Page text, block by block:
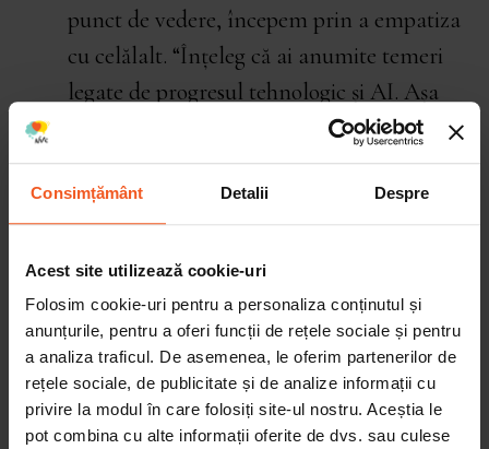
Consimțământ Detalii Despre
Acest site utilizează cookie-uri
Folosim cookie-uri pentru a personaliza conținutul și
anunțurile, pentru a oferi funcții de rețele sociale și pentru
a analiza traficul. De asemenea, le oferim partenerilor de
rețele sociale, de publicitate și de analize informații cu
privire la modul în care folosiți site-ul nostru. Aceștia le
pot combina cu alte informații oferite de dvs. sau culese
punct de vedere, începem prin a empatiza
cu celălalt. “Înțeleg că ai anumite temeri
legate de progresul tehnologic și AI. Așa
este?”. Și ascultă până la capăt!
Deschiderea la o altă perspectivă: În loc
să contrazici imediat, deschide-ți mintea la
ale problemei. “Interesant. Poate că putem
explora modalități de a asigura progresul
tehnologic și în același timp să anticipăm
și riscurile inerente. Tu cum le-ai vedea să
meargă împreună?”